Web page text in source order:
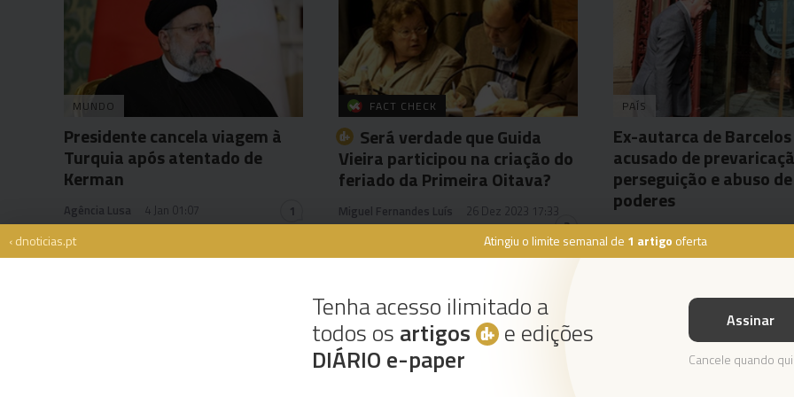
Atingiu o limite semanal de 1 artigo oferta
Tenha acesso ilimitado a
todos os artigos e edições
DIÁRIO e-paper
Assinar
Cancele quando
‹ dnoticias.pt
MUNDO
Presidente cancela viagem à
Turquia após atentado de
Kerman
Agência Lusa 4 Jan 01:07 1
FACT CHECK
Será verdade que Guida
Vieira participou na criação do
feriado da Primeira Oitava?
Miguel Fernandes Luís
26 Dez 2023 17:33
2
PAÍS
Ex-autarca de Barcelos
acusado de
perseguição e abuso de
poderes
Rua Dr. Fernão de Ornelas, 56 - 3º
Instale a nossa App